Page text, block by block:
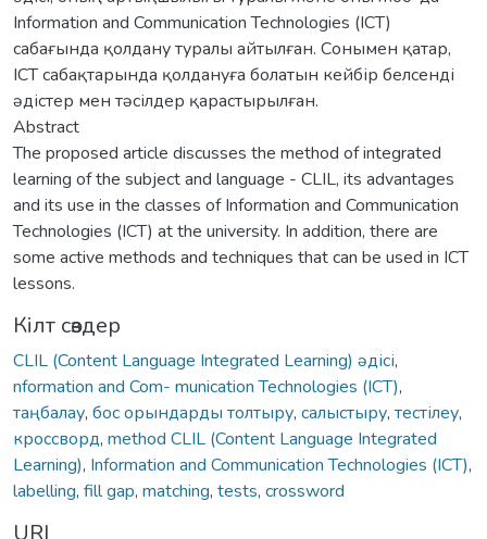
Information and Communication Technologies (ICT)
сабағында қолдану туралы айтылған. Сонымен қатар,
ICT сабақтарында қолдануға болатын кейбір белсенді
əдістер мен тəсілдер қарастырылған.
Abstract
The proposed article discusses the method of integrated
learning of the subject and language - CLIL, its advantages
and its use in the classes of Information and Communication
Technologies (ICT) at the university. In addition, there are
some active methods and techniques that can be used in ICT
lessons.
Кілт сөздер
CLIL (Content Language Integrated Learning) əдісі,
nformation and Com- munication Technologies (ICT),
таңбалау, бос орындарды толтыру, салыстыру, тестілеу,
кроссворд, method CLIL (Content Language Integrated
Learning), Information and Communication Technologies (ICT),
labelling, fill gap, matching, tests, crossword
URI